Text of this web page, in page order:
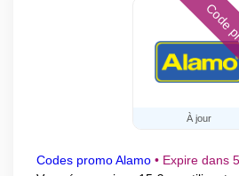
À jour
Codes promo Alamo • Expire dans